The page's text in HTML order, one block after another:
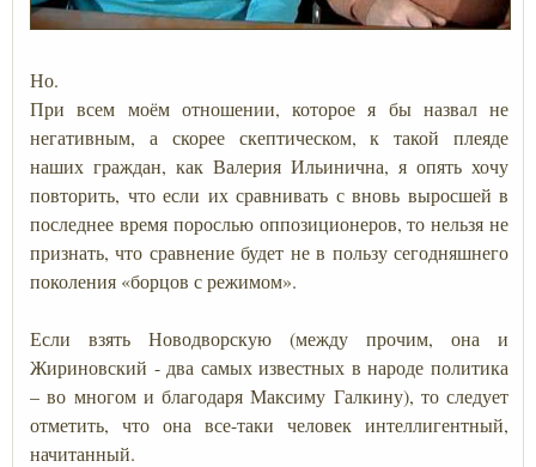
Но.
При всем моём отношении, которое я бы назвал не
негативным, а скорее скептическом, к такой плеяде
наших граждан, как Валерия Ильинична, я опять хочу
повторить, что если их сравнивать с вновь выросшей в
последнее время порослью оппозиционеров, то нельзя не
признать, что сравнение будет не в пользу сегодняшнего
поколения «борцов с режимом».
Если взять Новодворскую (между прочим, она и
Жириновский - два самых известных в народе политика
– во многом и благодаря Максиму Галкину), то следует
отметить, что она все-таки человек интеллигентный,
начитанный.